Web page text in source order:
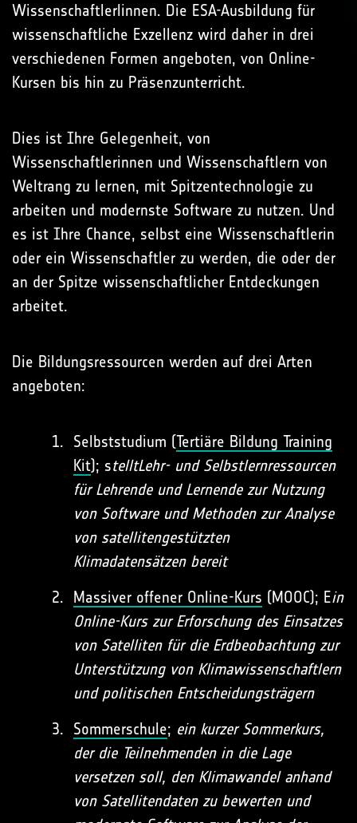
Wissenschaftlerlinnen. Die ESA-Ausbildung für
wissenschaftliche Exzellenz wird daher in drei
verschiedenen Formen angeboten, von Online-
Kursen bis hin zu Präsenzunterricht.
Dies ist Ihre Gelegenheit, von
Wissenschaftlerinnen und Wissenschaftlern von
Weltrang zu lernen, mit Spitzentechnologie zu
arbeiten und modernste Software zu nutzen. Und
es ist Ihre Chance, selbst eine Wissenschaftlerin
oder ein Wissenschaftler zu werden, die oder der
an der Spitze wissenschaftlicher Entdeckungen
arbeitet.
Die Bildungsressourcen werden auf drei Arten
angeboten:
Selbststudium (Tertiäre Bildung Training
Kit); stelltLehr- und Selbstlernressourcen
für Lehrende und Lernende zur Nutzung
von Software und Methoden zur Analyse
von satellitengestützten
Klimadatensätzen bereit
Massiver offener Online-Kurs (MOOC); Ein
Online-Kurs zur Erforschung des Einsatzes
von Satelliten für die Erdbeobachtung zur
Unterstützung von Klimawissenschaftlern
und politischen Entscheidungsträgern
Sommerschule; ein kurzer Sommerkurs,
der die Teilnehmenden in die Lage
versetzen soll, den Klimawandel anhand
von Satellitendaten zu bewerten und